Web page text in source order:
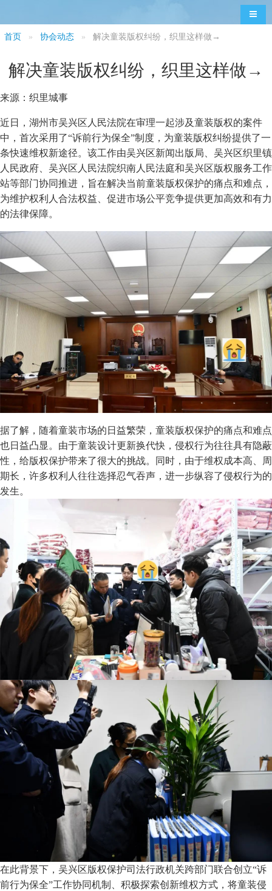
导航
首页 协会动态 解决童装版权纠纷，织里这样做→
解决童装版权纠纷，织里这样做→
来源：织里城事
近日，湖州市吴兴区人民法院在审理一起涉及童装版权的案件
中，首次采用了“诉前行为保全”制度，为童装版权纠纷提供了一
条快速维权新途径。该工作由吴兴区新闻出版局、吴兴区织里镇
人民政府、吴兴区人民法院织南人民法庭和吴兴区版权服务工作
站等部门协同推进，旨在解决当前童装版权保护的痛点和难点，
为维护权利人合法权益、促进市场公平竞争提供更加高效和有力
的法律保障。
据了解，随着童装市场的日益繁荣，童装版权保护的痛点和难点
也日益凸显。由于童装设计更新换代快，侵权行为往往具有隐蔽
性，给版权保护带来了很大的挑战。同时，由于维权成本高、周
期长，许多权利人往往选择忍气吞声，进一步纵容了侵权行为的
发生。
在此背景下，吴兴区版权保护司法行政机关跨部门联合创立“诉
前行为保全”工作协同机制、积极探索创新维权方式，将童装侵